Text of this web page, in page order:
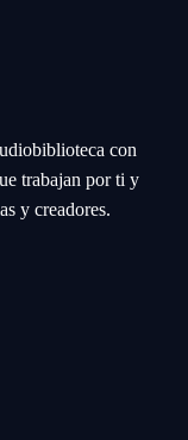
con
trabajan por ti y
y creadores.